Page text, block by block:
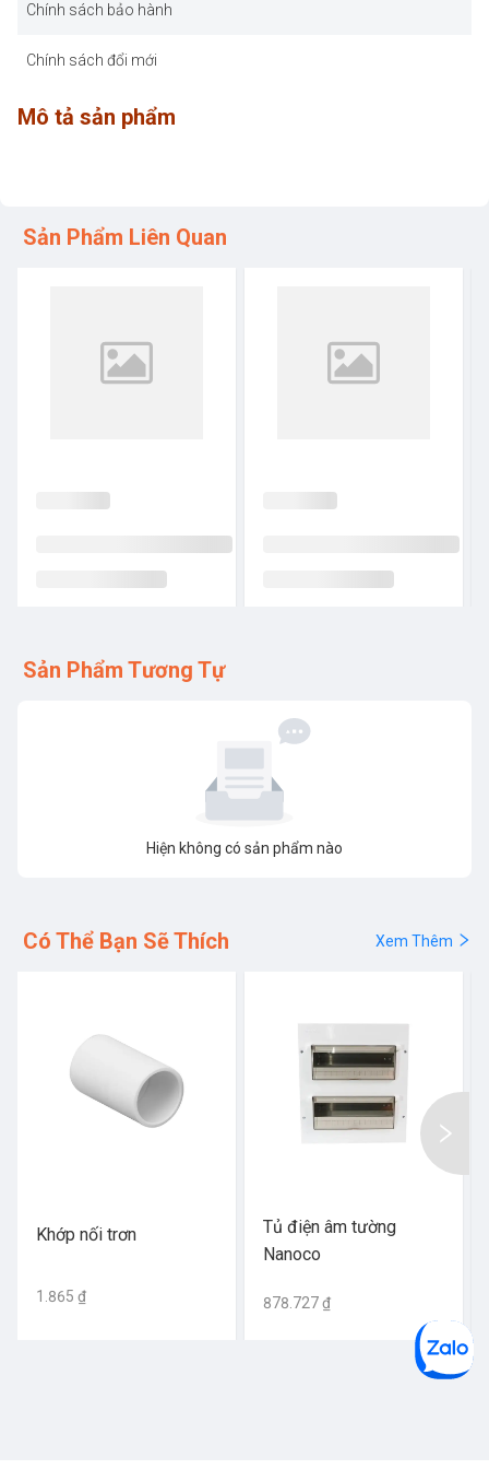
Chính sách bảo hành
Chính sách đổi mới
Mô tả sản phẩm
Sản Phẩm Liên Quan
Sản Phẩm Tương Tự
Hiện không có sản phẩm nào
Có Thể Bạn Sẽ Thích Xem Thêm
Khớp nối trơn
1.865 ₫
Tủ điện âm tường
Nanoco
878.727 ₫